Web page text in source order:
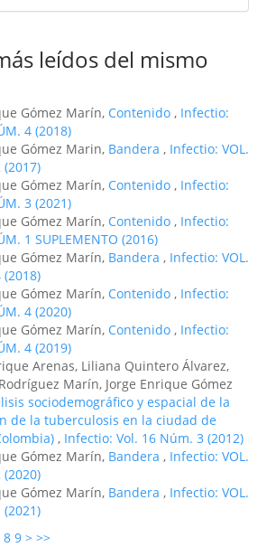
leídos del mismo
Gómez Marín, Contenido , Infectio:
4 (2018)
Gómez Marin, Bandera , Infectio: VOL.
(2017)
Gómez Marín, Contenido , Infectio:
3 (2021)
Gómez Marín, Contenido , Infectio:
1 SUPLEMENTO (2016)
Gómez Marín, Bandera , Infectio: VOL.
(2018)
Gómez Marín, Contenido , Infectio:
4 (2020)
Gómez Marín, Contenido , Infectio:
4 (2019)
Arenas, Liliana Quintero Álvarez,
Marín, Jorge Enrique Gómez
sociodemográfico y espacial de la
de la tuberculosis en la ciudad de
, Infectio: Vol. 16 Núm. 3 (2012)
Gómez Marín, Bandera , Infectio: VOL.
(2020)
Gómez Marín, Bandera , Infectio: VOL.
(2021)
8 9 > >>